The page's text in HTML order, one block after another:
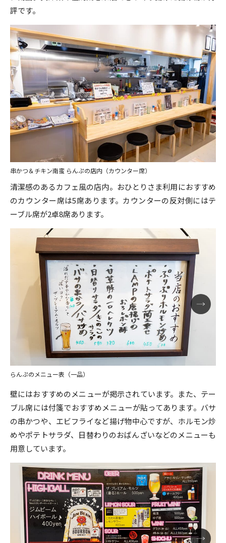
評です。
串かつ＆チキン南蛮 らんぷの店内（カウンター席）
清潔感のあるカフェ風の店内。おひとりさま利用におすすめ
のカウンター席は5席あります。カウンターの反対側にはテ
ーブル席が2卓8席あります。
らんぷのメニュー表（一品）
壁にはおすすめのメニューが掲示されています。また、テー
ブル席には付箋でおすすめメニューが貼ってあります。バサ
の串かつや、エビフライなど揚げ物中心ですが、ホルモン炒
めやポテトサラダ、日替わりのおばんざいなどのメニューも
用意しています。